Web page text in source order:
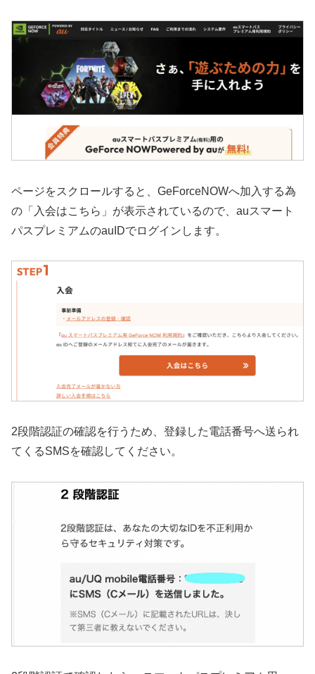
ページをスクロールすると、GeForceNOWへ加入する為
の「入会はこちら」が表示されているので、auスマート
パスプレミアムのauIDでログインします。
2段階認証の確認を行うため、登録した電話番号へ送られ
てくるSMSを確認してください。